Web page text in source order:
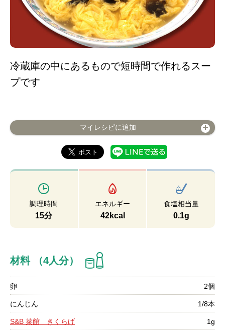
冷蔵庫の中にあるもので短時間で作れるスー
プです
マイレシピに追加
調理時間
15分
エネルギー
42kcal
食塩相当量
0.1g
材料 （4人分）
卵 2個
にんじん 1/8本
S&B 菜館 きくらげ 1g